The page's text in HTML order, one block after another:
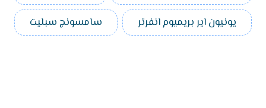
يونيون اير بريميوم انفرتر
سامسونج سبليت